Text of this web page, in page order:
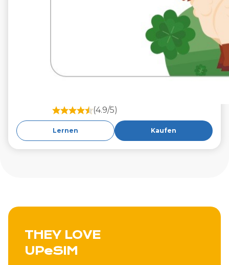
(4.9/5)
Lernen Kaufen
THEY LOVE
UPeSIM